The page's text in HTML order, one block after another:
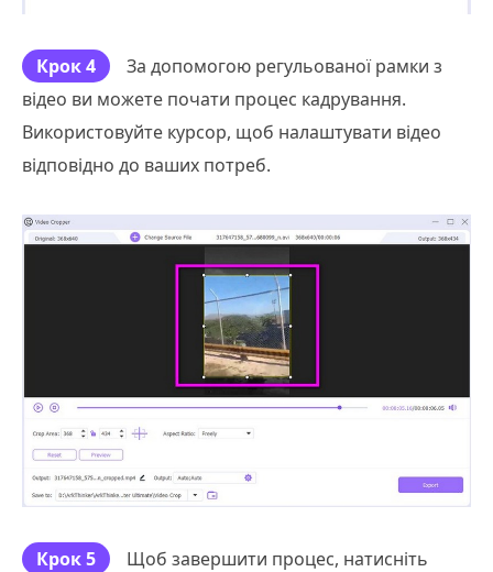
Крок 4
За допомогою регульованої рамки з
відео ви можете почати процес кадрування.
Використовуйте курсор, щоб налаштувати відео
відповідно до ваших потреб.
Крок 5
Щоб завершити процес, натисніть